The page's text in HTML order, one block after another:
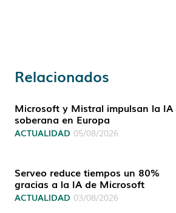
Relacionados
Microsoft y Mistral impulsan la IA
soberana en Europa
ACTUALIDAD 05/08/2026
Serveo reduce tiempos un 80%
gracias a la IA de Microsoft
ACTUALIDAD 03/08/2026